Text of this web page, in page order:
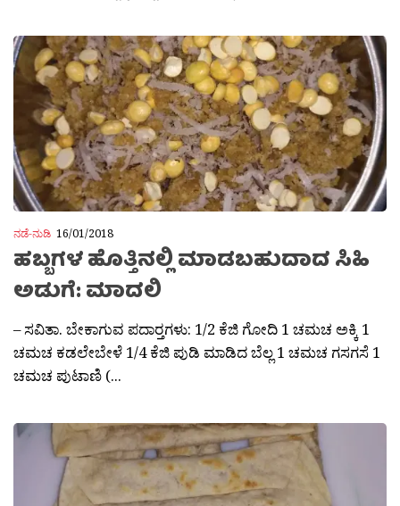
ನಡೆ-ನುಡಿ 16/01/2018
ಹಬ್ಬಗಳ ಹೊತ್ತಿನಲ್ಲಿ ಮಾಡಬಹುದಾದ ಸಿಹಿ
ಅಡುಗೆ: ಮಾದಲಿ
– ಸವಿತಾ. ಬೇಕಾಗುವ ಪದಾರ‍್ತಗಳು: 1/2 ಕೆಜಿ ಗೋದಿ 1 ಚಮಚ ಅಕ್ಕಿ 1
ಚಮಚ ಕಡಲೇಬೇಳೆ 1/4 ಕೆಜಿ ಪುಡಿ ಮಾಡಿದ ಬೆಲ್ಲ 1 ಚಮಚ ಗಸಗಸೆ 1
ಚಮಚ ಪುಟಾಣಿ (...